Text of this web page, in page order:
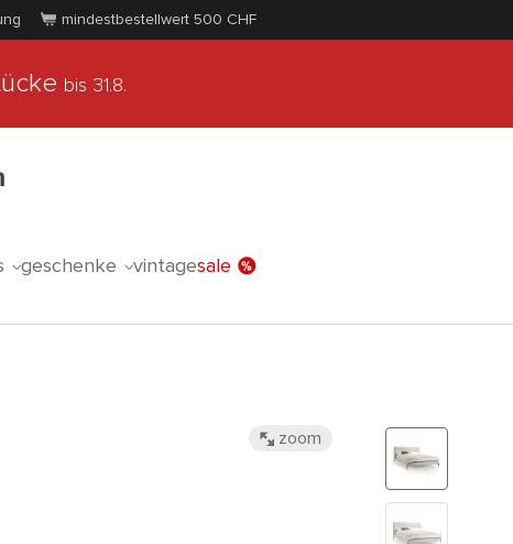
mindestbestellwert 500 CHF
bis 31.8.
geschenke vintagesale
zoom